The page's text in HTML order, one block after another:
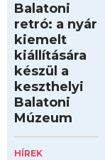
Balatoni
retró: a nyár
kiemelt
kiállítására
készül a
keszthelyi
Balatoni
Múzeum
HÍREK